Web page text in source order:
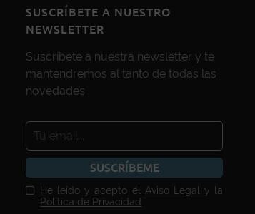
SUSCRÍBETE A NUESTRO
NEWSLETTER
Suscríbete a nuestra newsletter y te
mantendremos al tanto de todas las
novedades
SUSCRÍBEME
He leído y acepto el Aviso Legal y la
Política de Privacidad